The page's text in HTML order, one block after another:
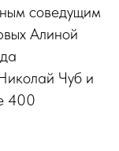
соведущим
Алиной
Чуб и
400